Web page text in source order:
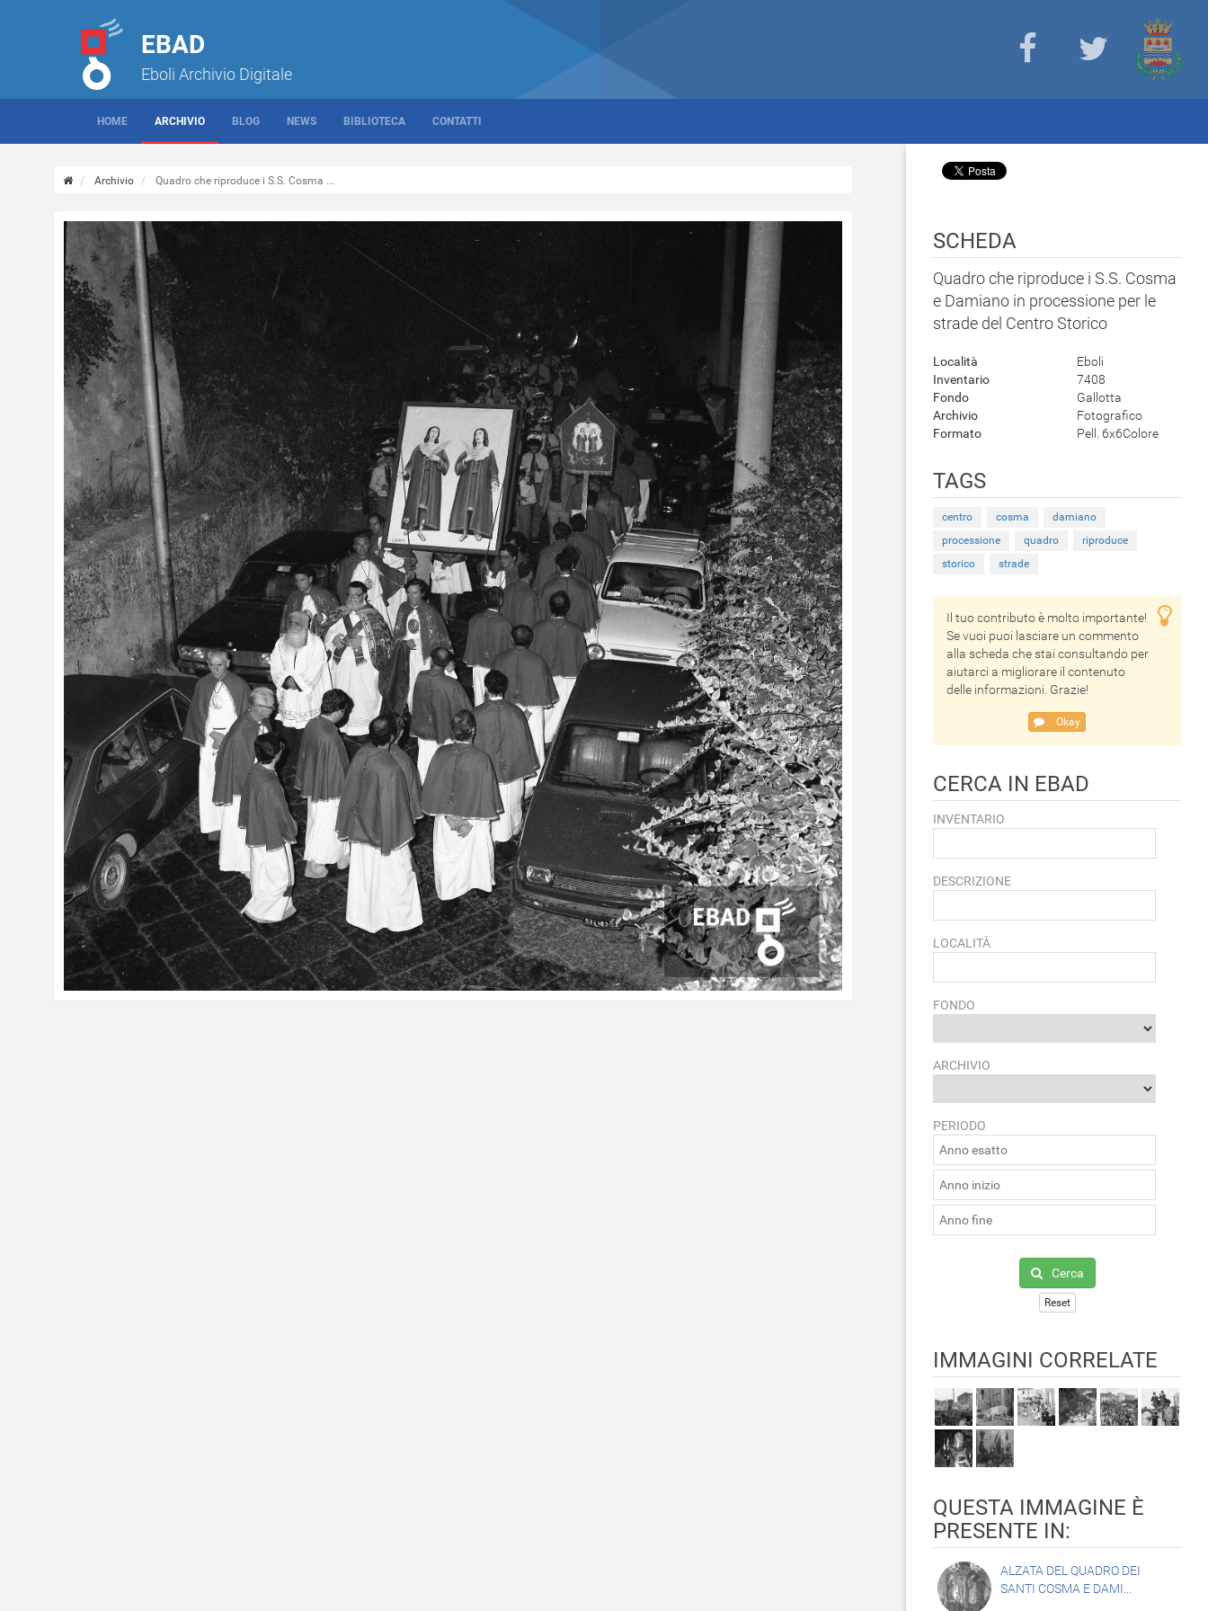
EBAD
Eboli Archivio Digitale
HOME ARCHIVIO BLOG NEWS BIBLIOTECA CONTATTI
Archivio Quadro che riproduce i S.S. Cosma ...
SCHEDA
Quadro che riproduce i S.S. Cosma
e Damiano in processione per le
strade del Centro Storico
Località
Eboli
Inventario
7408
Fondo
Gallotta
Archivio
Fotografico
Formato
Pell. 6x6Colore
TAGS
centro cosma
damiano
processione
quadro
riproduce
storico
strade
Il tuo contributo è molto importante!
Se vuoi puoi lasciare un commento
alla scheda che stai consultando per
aiutarci a migliorare il contenuto
delle informazioni. Grazie!
Okay
CERCA IN EBAD
INVENTARIO
DESCRIZIONE
LOCALITÀ
FONDO
ARCHIVIO
PERIODO
Cerca
Reset
IMMAGINI CORRELATE
QUESTA IMMAGINE È
PRESENTE IN:
ALZATA DEL QUADRO DEI
SANTI COSMA E DAMI...